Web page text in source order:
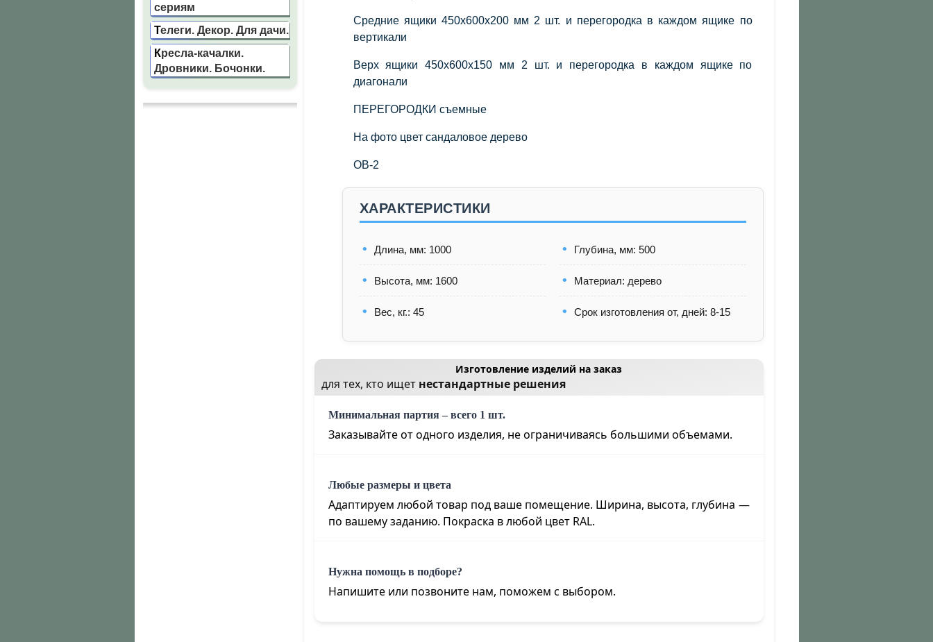
сериям
Телеги. Декор. Для дачи.
Кресла-качалки.
Дровники. Бочонки.
Средние ящики 450х600х200 мм 2 шт. и перегородка в каждом ящике по
вертикали
Верх ящики 450х600х150 мм 2 шт. и перегородка в каждом ящике по
диагонали
ПЕРЕГОРОДКИ съемные
На фото цвет сандаловое дерево
ОВ-2
ХАРАКТЕРИСТИКИ
Длина, мм: 1000 Глубина, мм: 500
Высота, мм: 1600 Материал: дерево
Вес, кг.: 45 Срок изготовления от, дней: 8-15
Изготовление изделий на заказ
для тех, кто ищет нестандартные решения
Минимальная партия – всего 1 шт.
Заказывайте от одного изделия, не ограничиваясь большими объемами.
Любые размеры и цвета
Адаптируем любой товар под ваше помещение. Ширина, высота, глубина —
по вашему заданию. Покраска в любой цвет RAL.
Нужна помощь в подборе?
Напишите или позвоните нам, поможем с выбором.